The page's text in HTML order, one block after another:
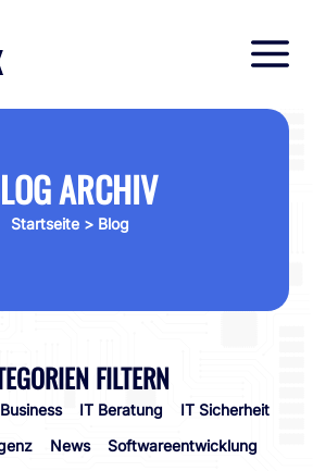
ARCHIV
Startseite> Blog
FILTERN
Business IT Beratung
IT Sicherheit
News
Softwareentwicklung